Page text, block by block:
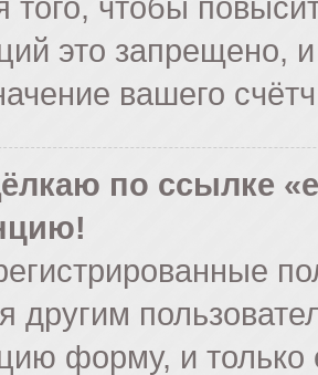
это запрещено,
вашего
по ссылке
другим
форму, и только